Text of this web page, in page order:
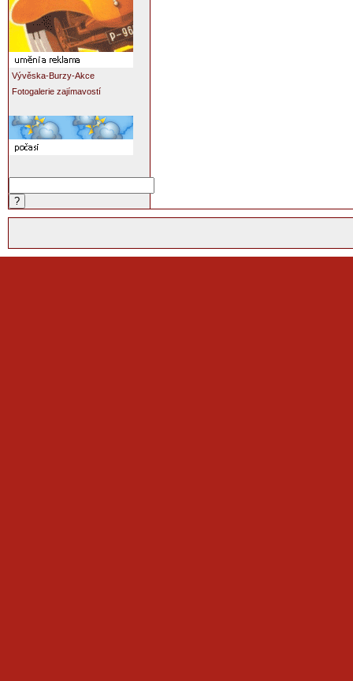
Vývěska-Burzy-Akce
Fotogalerie zajímavostí